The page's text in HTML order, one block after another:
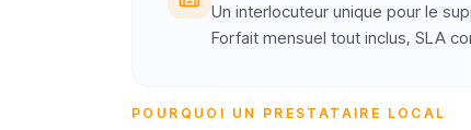
Un interlocuteur unique pour le
Forfait mensuel tout inclus, SLA
POURQUOI UN PRESTATAIRE LOCAL